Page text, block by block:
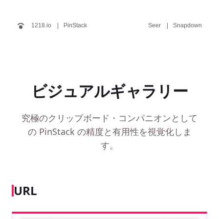
1218.io PinStack Seer Snapdown
ビジュアルギャラリー
究極のクリップボード・コンパニオンとして
の PinStack の精度と有用性を視覚化しま
す。
URL